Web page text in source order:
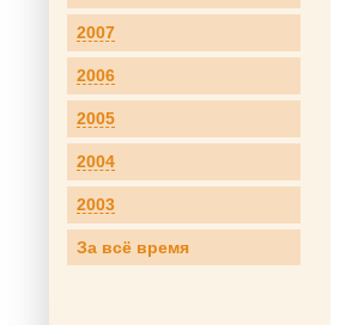
2007
2006
2005
2004
2003
За всё время